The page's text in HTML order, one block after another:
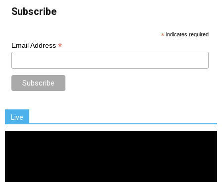
Subscribe
* indicates required
Email Address *
Live